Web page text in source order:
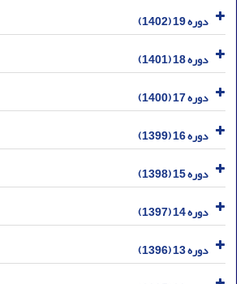
دوره 19 (1402)
دوره 18 (1401)
دوره 17 (1400)
دوره 16 (1399)
دوره 15 (1398)
دوره 14 (1397)
دوره 13 (1396)